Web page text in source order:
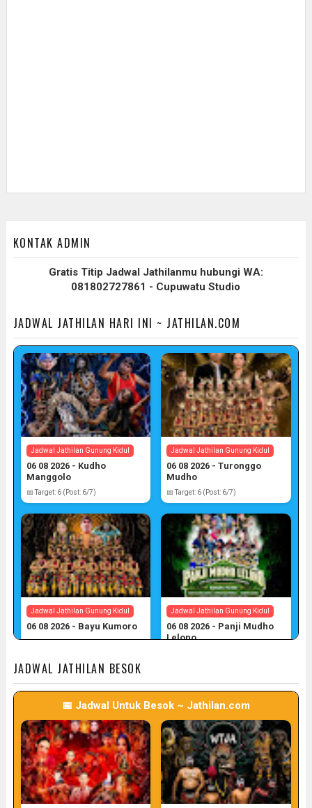
KONTAK ADMIN
Gratis Titip Jadwal Jathilanmu hubungi WA:
081802727861 - Cupuwatu Studio
JADWAL JATHILAN HARI INI ~ JATHILAN.COM
Jadwal Jathilan Gunung Kidul
06 08 2026 - Kudho
Manggolo
📅 Target: 6 (Post: 6/7)
Jadwal Jathilan Gunung Kidul
06 08 2026 - Turonggo
Mudho
📅 Target: 6 (Post: 6/7)
Jadwal Jathilan Gunung Kidul
06 08 2026 - Bayu Kumoro
Jadwal Jathilan Gunung Kidul
06 08 2026 - Panji Mudho
Lelono
Jadwal Jathilan Gunung Kidul
06 08 2026 - Wahyu Budoyo
JADWAL JATHILAN BESOK
📅 Jadwal Untuk Besok ~ Jathilan.com